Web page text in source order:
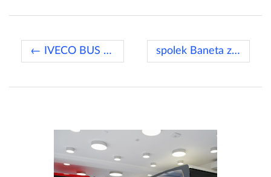
← IVECO BUS posiluje své působení ve Střední Asii spolek Baneta z.s. →